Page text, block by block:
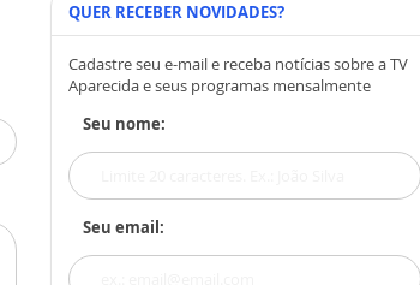
QUER RECEBER NOVIDADES?
Cadastre seu e-mail e receba notícias sobre a TV
Aparecida e seus programas mensalmente
Seu nome:
Seu email: